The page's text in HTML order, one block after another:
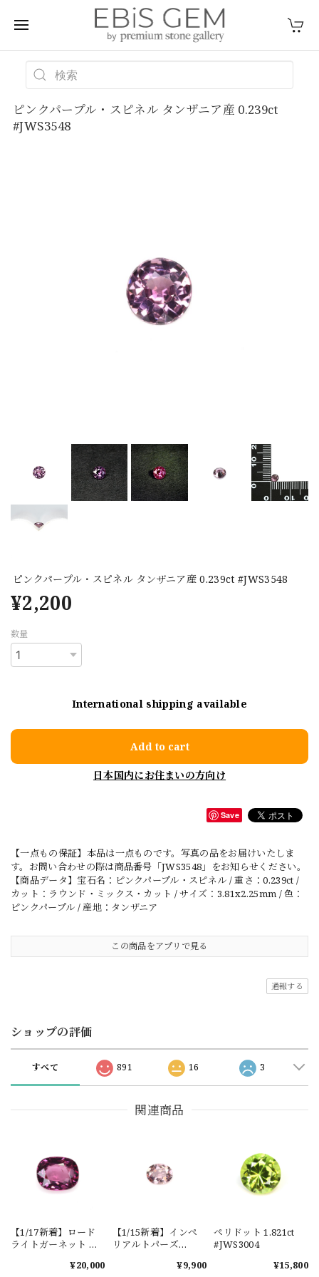
ピンクパープル・スピネル タンザニア産 0.239ct
#JWS3548
ピンクパープル・スピネル タンザニア産 0.239ct #JWS3548
¥2,200
数量
International shipping available
Add to cart
日本国内にお住まいの方向け
Save
【一点もの保証】本品は一点ものです。写真の品をお届けいたしま
す。お問い合わせの際は商品番号「JWS3548」をお知らせください。
【商品データ】宝石名：ピンクパープル・スピネル / 重さ：0.239ct /
カット：ラウンド・ミックス・カット / サイズ：3.81x2.25mm / 色：
ピンクパープル / 産地：タンザニア
この商品をアプリで見る
通報する
ショップの評価
すべて 891 16 3
関連商品
【1/17新着】ロード
ライトガーネット タ
1.601ct【ソーティン
¥20,000
【1/15新着】インペ
リアルトパーズ
¥9,900
ペリドット 1.821ct
#JWS3004
¥15,800